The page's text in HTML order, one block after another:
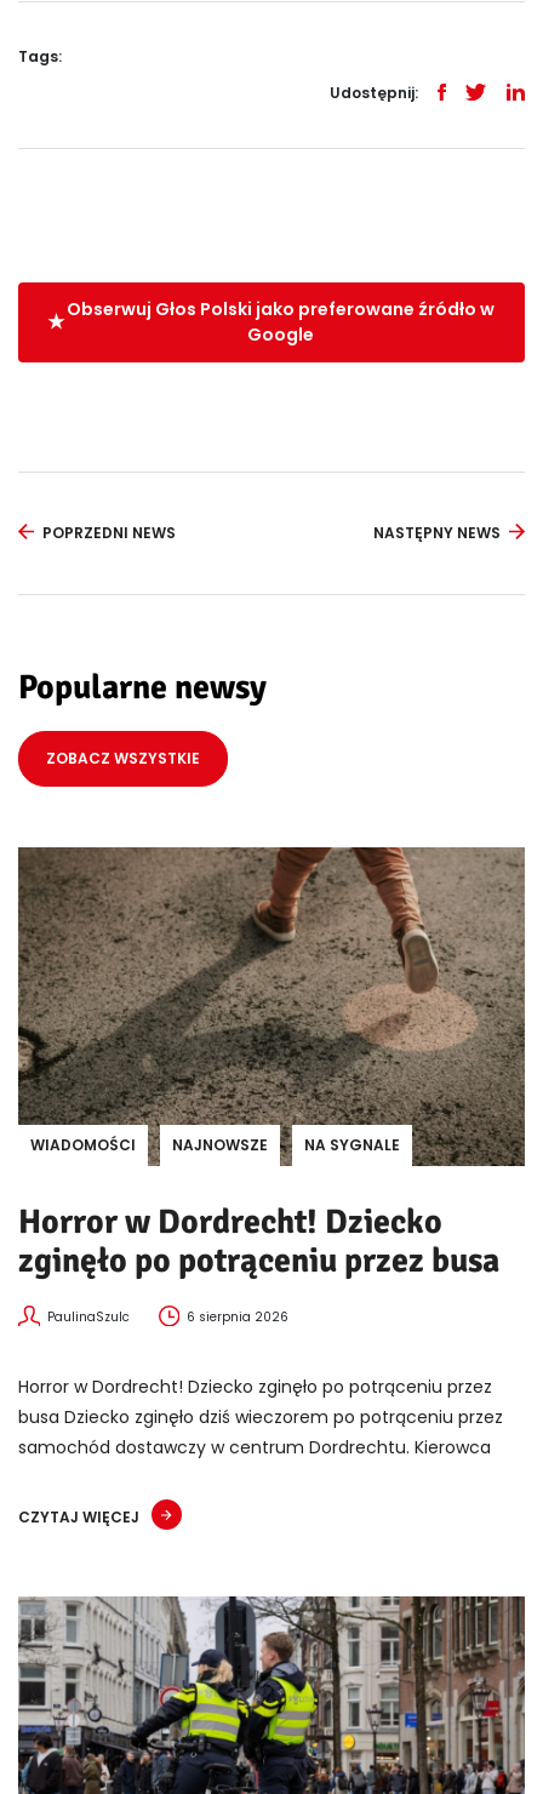
Tags:
Udostępnij:
Obserwuj Głos Polski jako preferowane źródło w
Google
POPRZEDNI NEWS NASTĘPNY NEWS
Popularne newsy
ZOBACZ WSZYSTKIE
WIADOMOŚCI NAJNOWSZE NA SYGNALE
Horror w Dordrecht! Dziecko
zginęło po potrąceniu przez busa
PaulinaSzulc 6 sierpnia 2026
Horror w Dordrecht! Dziecko zginęło po potrąceniu przez
busa Dziecko zginęło dziś wieczorem po potrąceniu przez
samochód dostawczy w centrum Dordrechtu. Kierowca
CZYTAJ WIĘCEJ